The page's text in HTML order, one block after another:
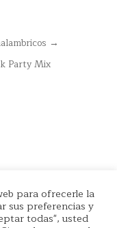
→
Party Mix
y cuenta con enlaces
en cada venta.
para ofrecerle la
sus preferencias y
todas", usted